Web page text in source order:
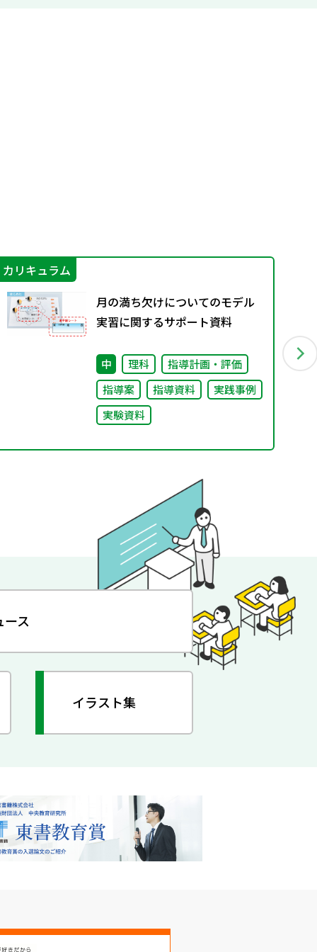
カリキュラム
月の満ち欠けについてのモデル
実習に関するサポート資料
中 理科
指導計画・評価
指導案
指導資料
実践事例
実験資料
ース
イラスト集